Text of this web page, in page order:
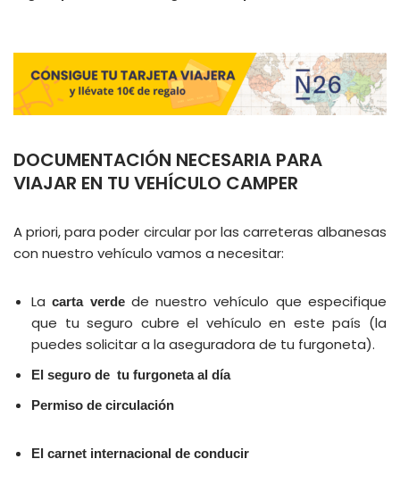
DOCUMENTACIÓN NECESARIA PARA
VIAJAR EN TU VEHÍCULO CAMPER
A priori, para poder circular por las carreteras albanesas
con nuestro vehículo vamos a necesitar:
La carta verdede nuestro vehículo que especifique
que tu seguro cubre el vehículo en este país (la
puedes solicitar a la aseguradora de tu furgoneta).
El seguro de tu furgoneta al día
Permiso de circulación
El carnet internacional de conducir